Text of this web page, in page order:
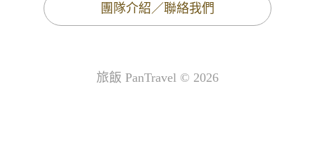
團隊介紹／聯絡我們
旅飯 PanTravel © 2026